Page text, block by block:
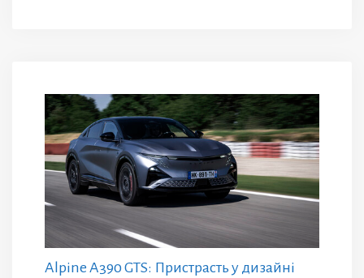
Alpine A390 GTS: Пристрасть у дизайні